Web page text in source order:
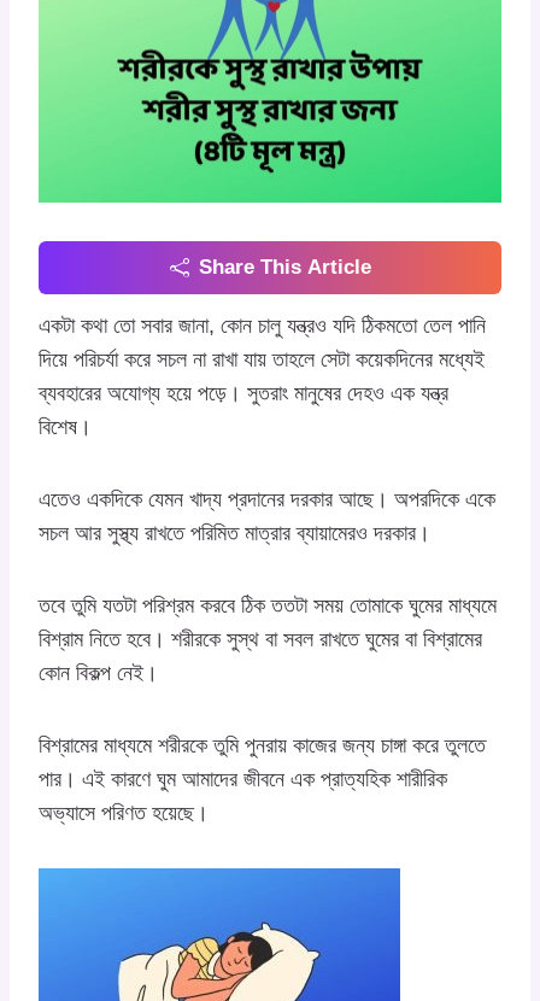
Share This Article
একটা কথা তো সবার জানা, কোন চালু যন্ত্রও যদি ঠিকমতো তেল পানি
দিয়ে পরিচর্যা করে সচল না রাখা যায় তাহলে সেটা কয়েকদিনের মধ্যেই
ব্যবহারের অযোগ্য হয়ে পড়ে। সুতরাং মানুষের দেহও এক যন্ত্র
বিশেষ।
এতেও একদিকে যেমন খাদ্য প্রদানের দরকার আছে। অপরদিকে একে
সচল আর সুস্থ্য রাখতে পরিমিত মাত্রার ব্যায়ামেরও দরকার।
তবে তুমি যতটা পরিশ্রম করবে ঠিক ততটা সময় তোমাকে ঘুমের মাধ্যমে
বিশ্রাম নিতে হবে। শরীরকে সুস্থ বা সবল রাখতে ঘুমের বা বিশ্রামের
কোন বিকল্প নেই।
বিশ্রামের মাধ্যমে শরীরকে তুমি পুনরায় কাজের জন্য চাঙ্গা করে তুলতে
পার। এই কারণে ঘুম আমাদের জীবনে এক প্রাত্যহিক শারীরিক
অভ্যাসে পরিণত হয়েছে।